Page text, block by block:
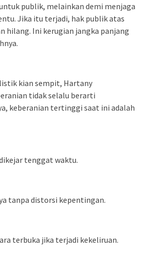
publik, melainkan demi menjaga
Jika itu terjadi, hak publik atas
hilang. Ini kerugian jangka panjang
kian sempit, Hartany
tidak selalu berarti
keberanian tertinggi saat ini adalah
tenggat waktu.
tanpa distorsi kepentingan.
terbuka jika terjadi kekeliruan.